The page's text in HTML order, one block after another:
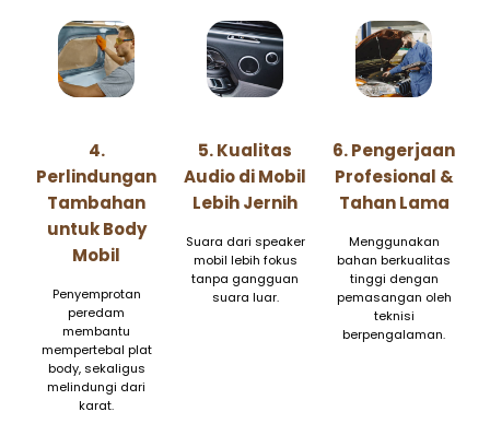
4.
Perlindungan
Tambahan
untuk Body
Mobil
Penyemprotan
peredam
membantu
mempertebal plat
body, sekaligus
melindungi dari
karat.
5. Kualitas
Audio di Mobil
Lebih Jernih
Suara dari speaker
mobil lebih fokus
tanpa gangguan
suara luar.
6. Pengerjaan
Profesional &
Tahan Lama
Menggunakan
bahan berkualitas
tinggi dengan
pemasangan oleh
teknisi
berpengalaman.